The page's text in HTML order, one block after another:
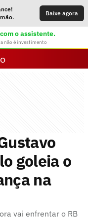
Baixe agora
o assistente.
não é investimento
goleia o
na
vai enfrentar o RB